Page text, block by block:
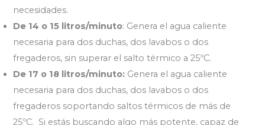
necesidades.
De 14 o 15 litros/minuto: Genera el agua caliente
necesaria para dos duchas, dos lavabos o dos
fregaderos, sin superar el salto térmico a 25ºC.
De 17 o 18 litros/minuto: Genera el agua caliente
necesaria para dos duchas, dos lavabos o dos
fregaderos soportando saltos térmicos de más de
25ºC. Si estás buscando algo más potente, capaz de